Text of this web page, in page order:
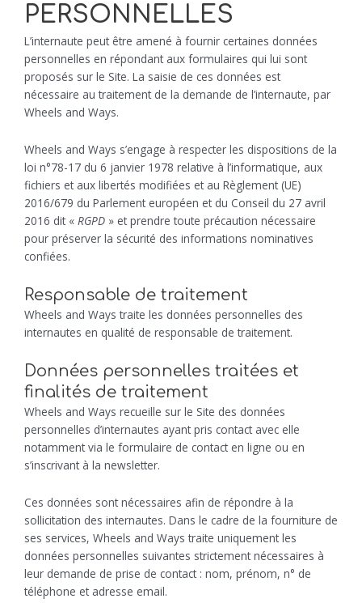
PERSONNELLES
L’internaute peut être amené à fournir certaines données
personnelles en répondant aux formulaires qui lui sont
proposés sur le Site. La saisie de ces données est
nécessaire au traitement de la demande de l’internaute, par
Wheels and Ways.
Wheels and Ways s’engage à respecter les dispositions de la
loi n°78-17 du 6 janvier 1978 relative à l’informatique, aux
fichiers et aux libertés modifiées et au Règlement (UE)
2016/679 du Parlement européen et du Conseil du 27 avril
2016 dit « RGPD » et prendre toute précaution nécessaire
pour préserver la sécurité des informations nominatives
confiées.
Responsable de traitement
Wheels and Ways traite les données personnelles des
internautes en qualité de responsable de traitement.
Données personnelles traitées et
finalités de traitement
Wheels and Ways recueille sur le Site des données
personnelles d’internautes ayant pris contact avec elle
notamment via le formulaire de contact en ligne ou en
s’inscrivant à la newsletter.
Ces données sont nécessaires afin de répondre à la
sollicitation des internautes. Dans le cadre de la fourniture de
ses services, Wheels and Ways traite uniquement les
données personnelles suivantes strictement nécessaires à
leur demande de prise de contact : nom, prénom, n° de
téléphone et adresse email.